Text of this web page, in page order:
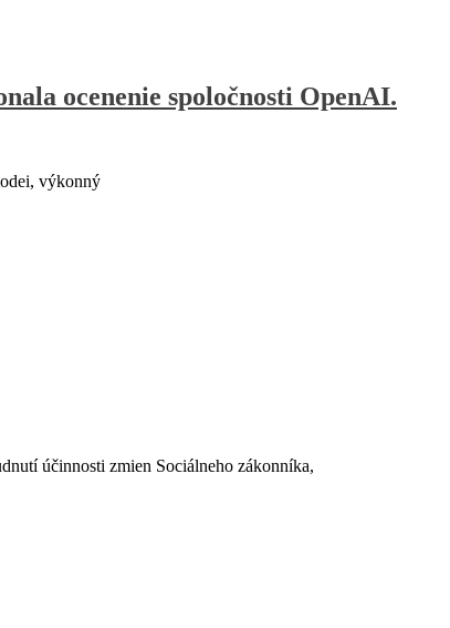
ocenenie spoločnosti OpenAI.
výkonný
účinnosti zmien Sociálneho zákonníka,